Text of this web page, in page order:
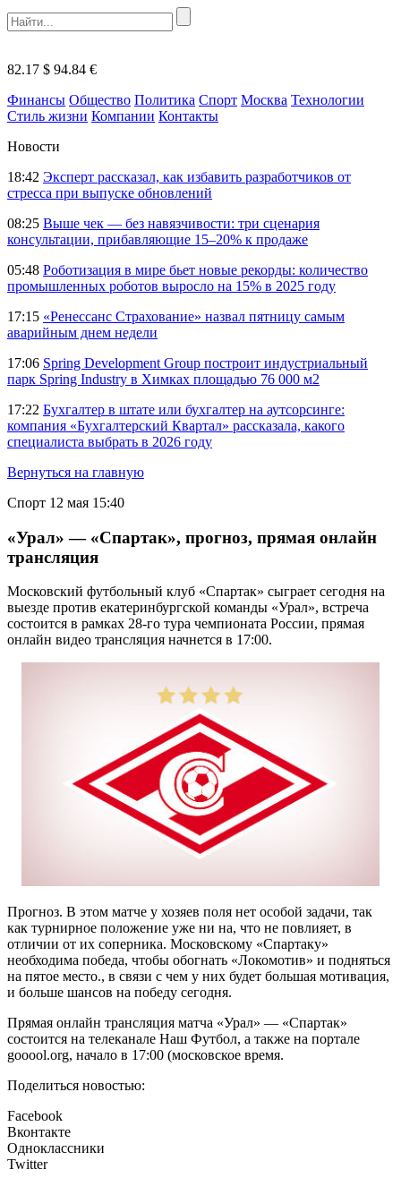
82.17 $ 94.84 €
Финансы Общество Политика Спорт Москва Технологии
Стиль жизни Компании Контакты
Новости
18:42 Эксперт рассказал, как избавить разработчиков от
стресса при выпуске обновлений
08:25 Выше чек — без навязчивости: три сценария
консультации, прибавляющие 15–20% к продаже
05:48 Роботизация в мире бьет новые рекорды: количество
промышленных роботов выросло на 15% в 2025 году
17:15 «Ренессанс Страхование» назвал пятницу самым
аварийным днем недели
17:06 Spring Development Group построит индустриальный
парк Spring Industry в Химках площадью 76 000 м2
17:22 Бухгалтер в штате или бухгалтер на аутсорсинге:
компания «Бухгалтерский Квартал» рассказала, какого
специалиста выбрать в 2026 году
Вернуться на главную
Спорт 12 мая 15:40
«Урал» — «Спартак», прогноз, прямая онлайн
трансляция
Московский футбольный клуб «Спартак» сыграет сегодня на
выезде против екатеринбургской команды «Урал», встреча
состоится в рамках 28-го тура чемпионата России, прямая
онлайн видео трансляция начнется в 17:00.
Прогноз. В этом матче у хозяев поля нет особой задачи, так
как турнирное положение уже ни на, что не повлияет, в
отличии от их соперника. Московскому «Спартаку»
необходима победа, чтобы обогнать «Локомотив» и подняться
на пятое место., в связи с чем у них будет большая мотивация,
и больше шансов на победу сегодня.
Прямая онлайн трансляция матча «Урал» — «Спартак»
состоится на телеканале Наш Футбол, а также на портале
gooool.org, начало в 17:00 (московское время.
Поделиться новостью:
Facebook
Вконтакте
Одноклассники
Twitter